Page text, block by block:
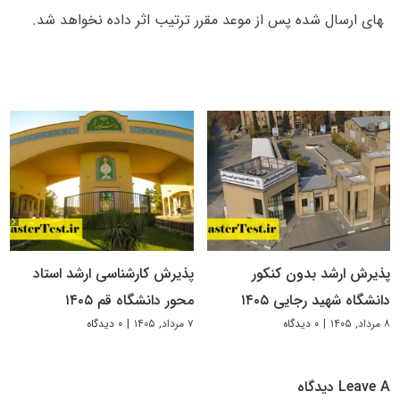
های ارسال شده پس از موعد مقرر ترتیب اثر داده نخواهد شد.
پذیرش ارشد بدون کنکور
دانشگاه شهید رجایی ۱۴۰۵
۸ مرداد, ۱۴۰۵ | ۰ دیدگاه
پذیرش کارشناسی ارشد استاد
محور دانشگاه قم ۱۴۰۵
۷ مرداد, ۱۴۰۵ | ۰ دیدگاه
Leave A دیدگاه